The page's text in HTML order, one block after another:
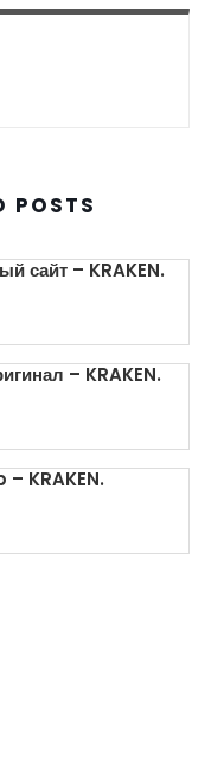
POSTS
сайт – KRAKEN.
– KRAKEN.
– KRAKEN.